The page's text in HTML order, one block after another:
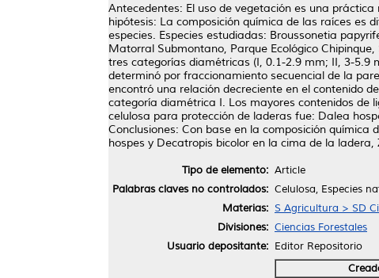
Antecedentes: El uso de vegetación es una
hipótesis: La composición química de las raíces es
especies. Especies estudiadas: Broussonetia
Matorral Submontano, Parque Ecológico
tres categorías diamétricas (I, 0.1-2.9 mm; II, 3-5.9
determinó por fraccionamiento secuencial de la
encontró una relación decreciente en el contenido
categoría diamétrica I. Los mayores contenidos de
celulosa para protección de laderas fue: Dalea
Conclusiones: Con base en la composición
hospes y Decatropis bicolor en la cima de la
Tipo de elemento: Article
Palabras claves no controlados: Celulosa, Especies
Materias: S Agricultura > SD
Divisiones: Ciencias Forestales
Usuario depositante: Editor Repositorio